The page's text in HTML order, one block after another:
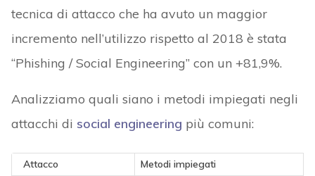
tecnica di attacco che ha avuto un maggior
incremento nell’utilizzo rispetto al 2018 è stata
“Phishing / Social Engineering” con un +81,9%.
Analizziamo quali siano i metodi impiegati negli
attacchi di social engineering più comuni:
Attacco Metodi impiegati